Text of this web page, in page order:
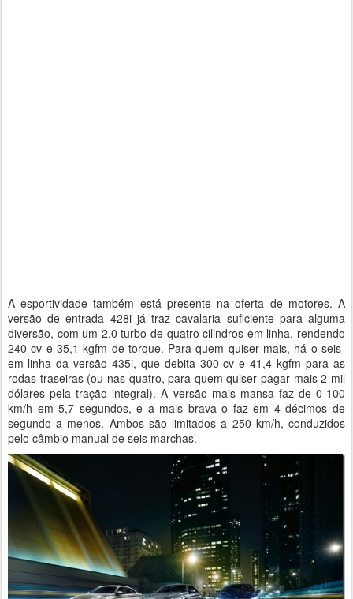
A esportividade também está presente na oferta de motores. A
versão de entrada 428i já traz cavalaria suficiente para alguma
diversão, com um 2.0 turbo de quatro cilindros em linha, rendendo
240 cv e 35,1 kgfm de torque. Para quem quiser mais, há o seis-
em-linha da versão 435i, que debita 300 cv e 41,4 kgfm para as
rodas traseiras (ou nas quatro, para quem quiser pagar mais 2 mil
dólares pela tração integral). A versão mais mansa faz de 0-100
km/h em 5,7 segundos, e a mais brava o faz em 4 décimos de
segundo a menos. Ambos são limitados a 250 km/h, conduzidos
pelo câmbio manual de seis marchas.